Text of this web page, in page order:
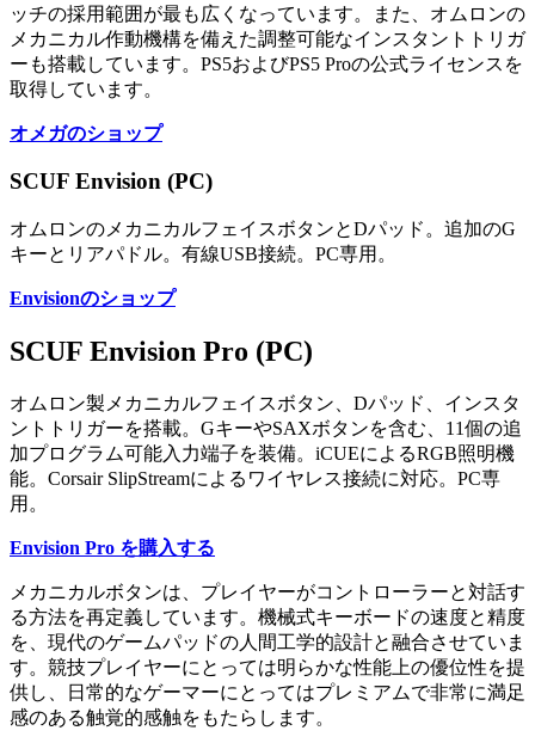
ッチの採用範囲が最も広くなっています。また、オムロンの
メカニカル作動機構を備えた調整可能なインスタントトリガ
ーも搭載しています。PS5およびPS5 Proの公式ライセンスを
取得しています。
オメガのショップ
SCUF Envision (PC)
オムロンのメカニカルフェイスボタンとDパッド。追加のG
キーとリアパドル。有線USB接続。PC専用。
Envisionのショップ
SCUF Envision Pro (PC)
オムロン製メカニカルフェイスボタン、Dパッド、インスタ
ントトリガーを搭載。GキーやSAXボタンを含む、11個の追
加プログラム可能入力端子を装備。iCUEによるRGB照明機
能。Corsair SlipStreamによるワイヤレス接続に対応。PC専
用。
Envision Pro を購入する
メカニカルボタンは、プレイヤーがコントローラーと対話す
る方法を再定義しています。機械式キーボードの速度と精度
を、現代のゲームパッドの人間工学的設計と融合させていま
す。競技プレイヤーにとっては明らかな性能上の優位性を提
供し、日常的なゲーマーにとってはプレミアムで非常に満足
感のある触覚的感触をもたらします。